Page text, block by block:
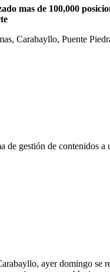
mas de 100,000
Carabayllo, Puente
gestión de contenidos
ayer domingo se